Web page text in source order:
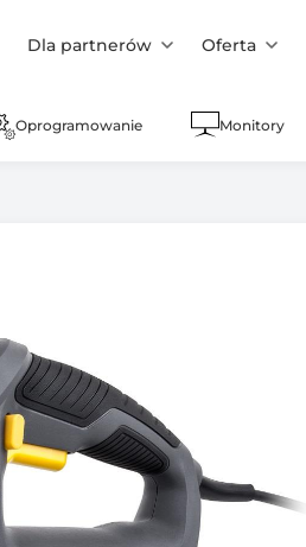
Dla partnerów Oferta
Oprogramowanie Monitory